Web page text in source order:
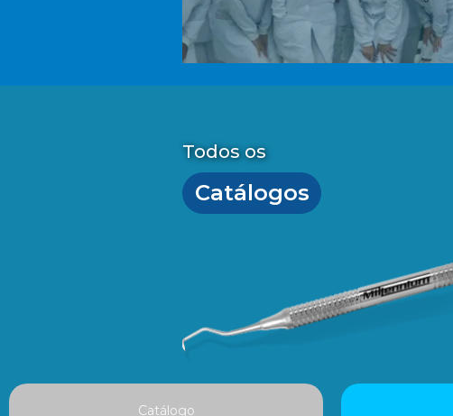
Todos os
Catálogos
Catálogo